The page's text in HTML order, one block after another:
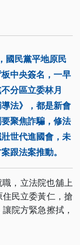
國民黨平地原民
中央簽名，一早
分區立委林月
法》，都是新會
聚焦詐騙，修法
世代進國會，未
跟法案推動。
，立法院也舖上
民立委黃仁，搶
院方緊急擦拭，